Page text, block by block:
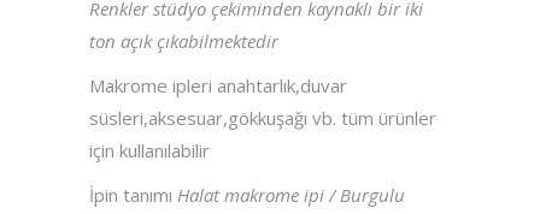
Renkler stüdyo çekiminden kaynaklı bir iki
ton açık çıkabilmektedir
Makrome ipleri anahtarlık,duvar
süsleri,aksesuar,gökkuşağı vb. tüm ürünler
için kullanılabilir
İpin tanımı Halat makrome ipi / Burgulu